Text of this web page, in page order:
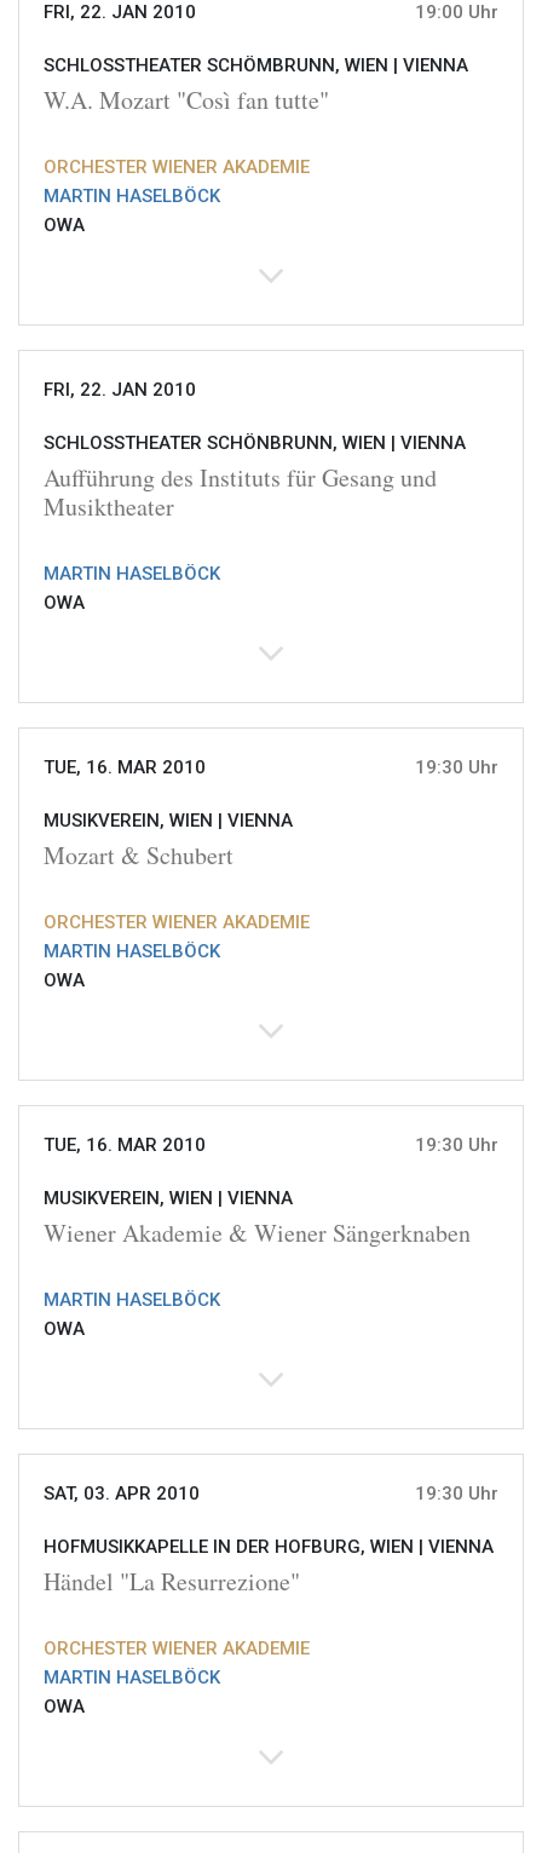
FRI, 22. JAN 2010 19:00 Uhr
SCHLOSSTHEATER SCHÖMBRUNN, WIEN | VIENNA
W.A. Mozart "Così fan tutte"
ORCHESTER WIENER AKADEMIE
MARTIN HASELBÖCK
OWA
FRI, 22. JAN 2010
SCHLOSSTHEATER SCHÖNBRUNN, WIEN | VIENNA
Aufführung des Instituts für Gesang und
Musiktheater
MARTIN HASELBÖCK
OWA
TUE, 16. MAR 2010 19:30 Uhr
MUSIKVEREIN, WIEN | VIENNA
Mozart & Schubert
ORCHESTER WIENER AKADEMIE
MARTIN HASELBÖCK
OWA
TUE, 16. MAR 2010 19:30 Uhr
MUSIKVEREIN, WIEN | VIENNA
Wiener Akademie & Wiener Sängerknaben
MARTIN HASELBÖCK
OWA
SAT, 03. APR 2010 19:30 Uhr
HOFMUSIKKAPELLE IN DER HOFBURG, WIEN | VIENNA
Händel "La Resurrezione"
ORCHESTER WIENER AKADEMIE
MARTIN HASELBÖCK
OWA